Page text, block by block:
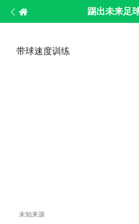
踢出未来足
带球速度训练
未知来源